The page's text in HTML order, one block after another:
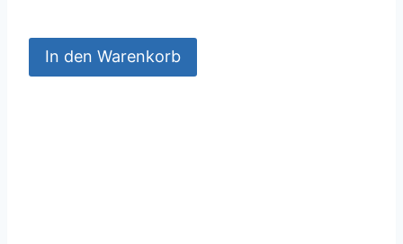
In den Warenkorb